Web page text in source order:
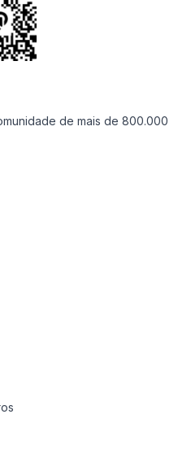
médio menor para suas
conta com um
plano PRO. Aproveite esta
o terminal e
de mais de 800.000